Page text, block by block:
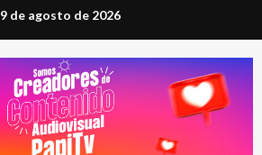
9 de agosto de 2026